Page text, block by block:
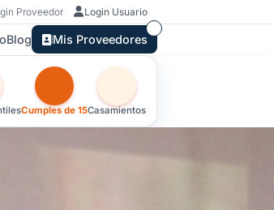
Proveedor Login Usuario
Blog Mis Proveedores
de esta ficha por tipo de festejo
Cumples de 15Casamientos